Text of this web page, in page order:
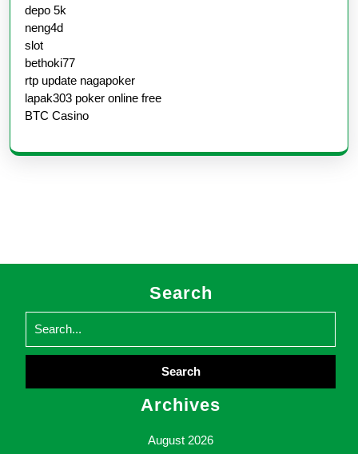
depo 5k
neng4d
slot
bethoki77
rtp update nagapoker
lapak303 poker online free
BTC Casino
Search
for:
Archives
August 2026